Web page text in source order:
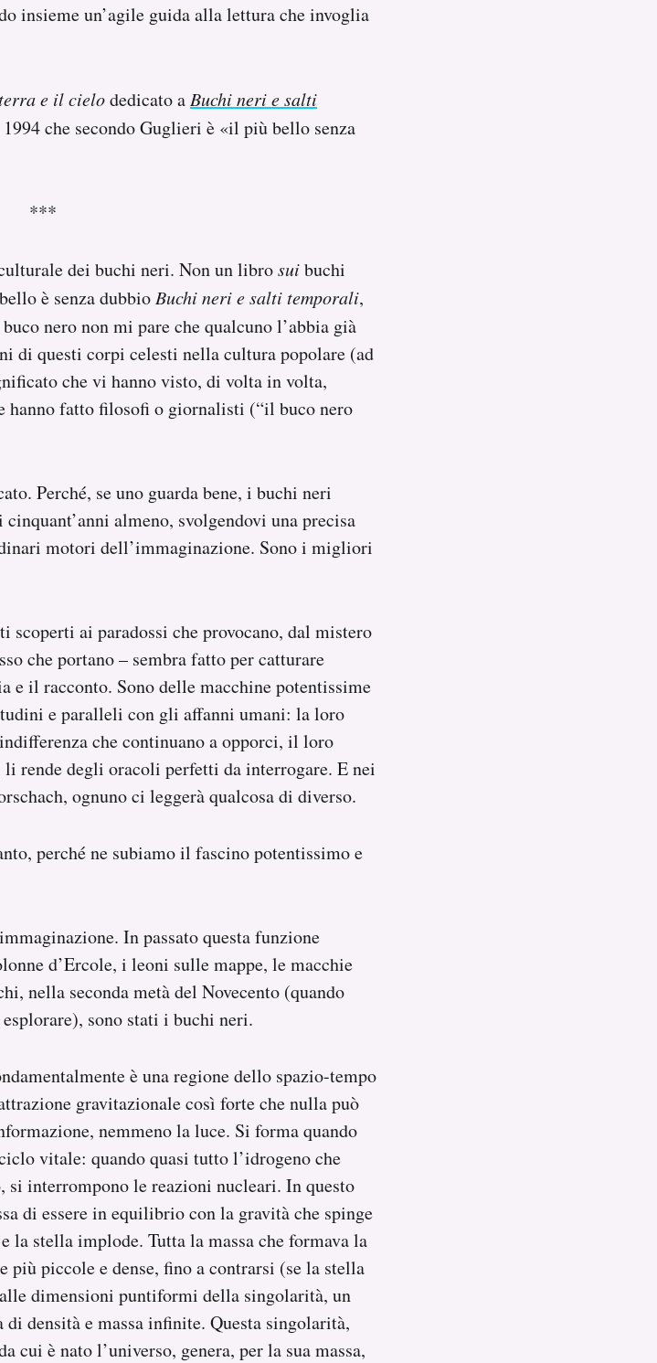
insieme un’agile guida alla lettura che invoglia
e il cielodedicato a Buchi neri e salti
che secondo Guglieri è «il più bello senza
***
dei buchi neri. Non un librosuibuchi
è senza dubbio Buchi neri e salti temporali,
nero non mi pare che qualcuno l’abbia già
di questi corpi celesti nella cultura popolare (ad
che vi hanno visto, di volta in volta,
hanno fatto filosofi o giornalisti (“il buco nero
Perché, se uno guarda bene, i buchi neri
almeno, svolgendovi una precisa
motori dell’immaginazione. Sono i migliori
ai paradossi che provocano, dal mistero
che portano – sembra fatto per catturare
e il racconto. Sono delle macchine potentissime
e paralleli con gli affanni umani: la loro
che continuano a opporci, il loro
rende degli oracoli perfetti da interrogare. E nei
ognuno ci leggerà qualcosa di diverso.
perché ne subiamo il fascino potentissimo e
In passato questa funzione
d’Ercole, i leoni sulle mappe, le macchie
nella seconda metà del Novecento (quando
sono stati i buchi neri.
è una regione dello spazio-tempo
gravitazionale così forte che nulla può
nemmeno la luce. Si forma quando
vitale: quando quasi tutto l’idrogeno che
interrompono le reazioni nucleari. In questo
di essere in equilibrio con la gravità che spinge
la stella implode. Tutta la massa che formava la
più piccole e dense, fino a contrarsi (se la stella
dimensioni puntiformi della singolarità, un
densità e massa infinite. Questa singolarità,
cui è nato l’universo, genera, per la sua massa,